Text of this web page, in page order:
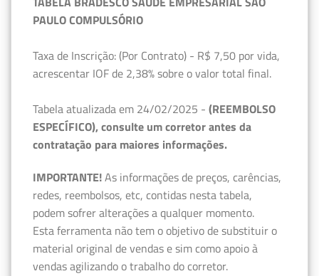
PAULO COMPULSÓRIO
Taxa de Inscrição: (Por Contrato) - R$ 7,50 por vida,
acrescentar IOF de 2,38% sobre o valor total final.
Tabela atualizada em 24/02/2025 - (REEMBOLSO
ESPECÍFICO), consulte um corretor antes da
contratação para maiores informações.
IMPORTANTE!As informações de preços, carências,
redes, reembolsos, etc, contidas nesta tabela,
podem sofrer alterações a qualquer momento.
Esta ferramenta não tem o objetivo de substituir o
material original de vendas e sim como apoio à
vendas agilizando o trabalho do corretor.